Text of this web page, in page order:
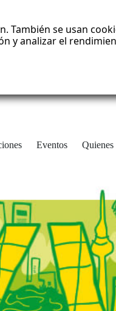
También se usan
y analizar el
Eventos Quienes